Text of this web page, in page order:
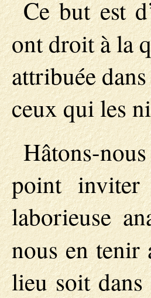
Ce but est
ont droit à la
attribuée
ceux qui les
Hâtons-
point
laborieuse
nous en tenir
lieu soit